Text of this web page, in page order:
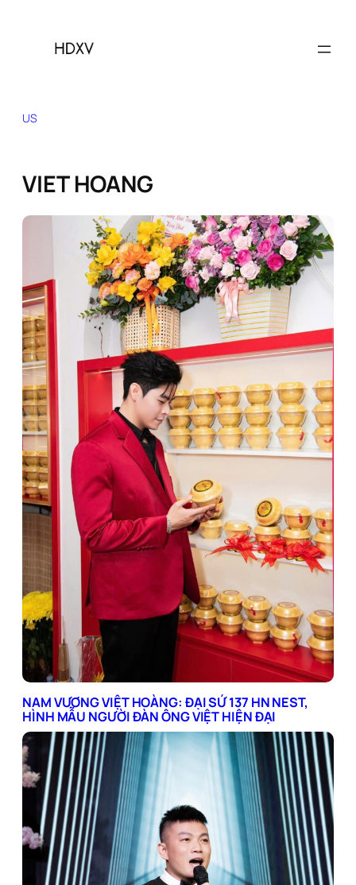
content
US
VIET HOANG
NAM VƯƠNG VIỆT HOÀNG: ĐẠI SỨ 137 HN NEST,
HÌNH MẪU NGƯỜI ĐÀN ÔNG VIỆT HIỆN ĐẠI